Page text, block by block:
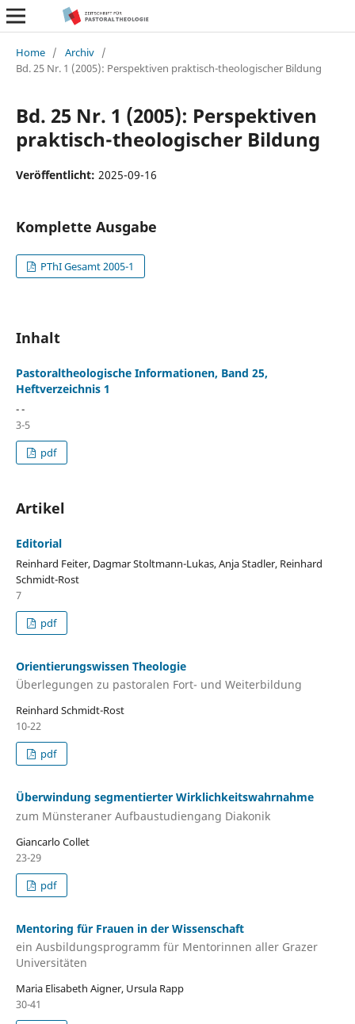
Home / Archiv /
Bd. 25 Nr. 1 (2005): Perspektiven praktisch-theologischer Bildung
Bd. 25 Nr. 1 (2005): Perspektiven
praktisch-theologischer Bildung
Veröffentlicht: 2025-09-16
Komplette Ausgabe
PThI Gesamt 2005-1
Inhalt
Pastoraltheologische Informationen, Band 25,
Heftverzeichnis 1
- -
3-5
pdf
Artikel
Editorial
Reinhard Feiter, Dagmar Stoltmann-Lukas, Anja Stadler, Reinhard
Schmidt-Rost
7
pdf
Orientierungswissen Theologie
Überlegungen zu pastoralen Fort- und Weiterbildung
Reinhard Schmidt-Rost
10-22
pdf
Überwindung segmentierter Wirklichkeitswahrnahme
zum Münsteraner Aufbaustudiengang Diakonik
Giancarlo Collet
23-29
pdf
Mentoring für Frauen in der Wissenschaft
ein Ausbildungsprogramm für Mentorinnen aller Grazer
Universitäten
Maria Elisabeth Aigner, Ursula Rapp
30-41